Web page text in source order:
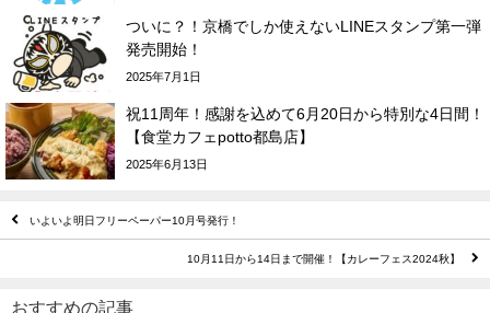
ついに？！京橋でしか使えないLINEスタンプ第一弾
発売開始！
2025年7月1日
祝11周年！感謝を込めて6月20日から特別な4日間！
【食堂カフェpotto都島店】
2025年6月13日
いよいよ明日フリーペーパー10月号発行！
10月11日から14日まで開催！【カレーフェス2024秋】
おすすめの記事